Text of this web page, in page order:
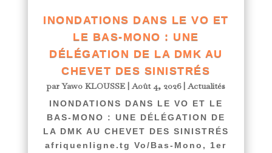
INONDATIONS DANS LE VO ET
LE BAS-MONO : UNE
DÉLÉGATION DE LA DMK AU
CHEVET DES SINISTRÉS
parYawo KLOUSSE |Août 4, 2026|Actualités
INONDATIONS DANS LE VO ET LE
BAS-MONO : UNE DÉLÉGATION DE
LA DMK AU CHEVET DES SINISTRÉS
afriquenligne.tg Vo/Bas-Mono, 1er